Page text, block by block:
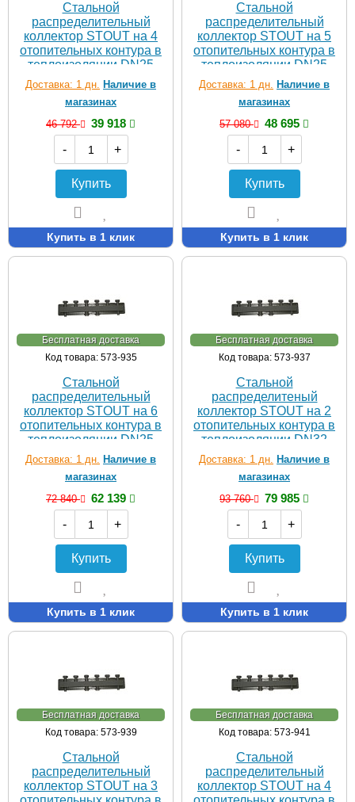
Стальной
распределительный
коллектор STOUT на 4
отопительных контура в
теплоизоляции DN25
Доставка: 1 дн. Наличие в
магазинах
46 792
39 918
-
+
Купить
Купить в 1 клик
Стальной
распределительный
коллектор STOUT на 5
отопительных контура в
теплоизоляции DN25
Доставка: 1 дн. Наличие в
магазинах
57 080
48 695
-
+
Купить
Купить в 1 клик
Бесплатная доставка
Код товара: 573-935
Стальной
распределительный
коллектор STOUT на 6
отопительных контура в
теплоизоляции DN25
Доставка: 1 дн. Наличие в
магазинах
72 840
62 139
-
+
Купить
Купить в 1 клик
Бесплатная доставка
Код товара: 573-937
Стальной
распределитеный
коллектор STOUT на 2
отопительных контура в
теплоизоляции DN32
Доставка: 1 дн. Наличие в
магазинах
93 760
79 985
-
+
Купить
Купить в 1 клик
Бесплатная доставка
Код товара: 573-939
Стальной
распределительный
коллектор STOUT на 3
Бесплатная доставка
Код товара: 573-941
Стальной
распределительный
коллектор STOUT на 4